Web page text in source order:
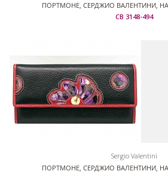
ПОРТМОНЕ, СЕРДЖИО ВАЛЕНТИНИ,
СВ 3148-494
Sergio Valentini
ПОРТМОНЕ, СЕРДЖИО ВАЛЕНТИНИ,